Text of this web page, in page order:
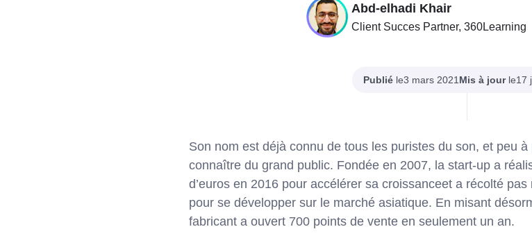
Abd-elhadi Khair
Client Succes Partner, 360Learning
Publié le3 mars 2021 Mis à jourle17
Son nom est déjà connu de tous les puristes du son, et peu à
connaître du grand public. Fondée en 2007, la start-up a
d’euros en 2016 pour accélérer sa croissanceet a récolté
pour se développer sur le marché asiatique. En misant
fabricant a ouvert 700 points de vente en seulement un an.